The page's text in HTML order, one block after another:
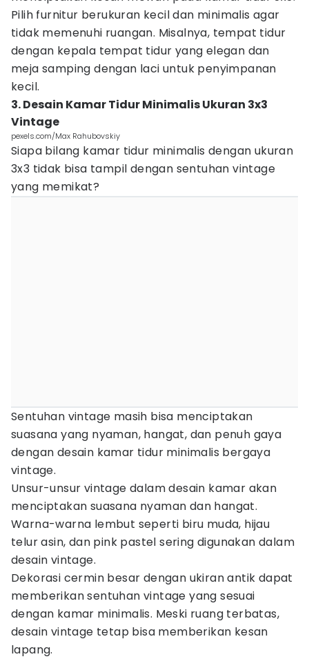
Pilih furnitur berukuran kecil dan minimalis agar
tidak memenuhi ruangan. Misalnya, tempat tidur
dengan kepala tempat tidur yang elegan dan
meja samping dengan laci untuk penyimpanan
kecil.
3. Desain Kamar Tidur Minimalis Ukuran 3x3
Vintage
pexels.com/Max Rahubovskiy
Siapa bilang kamar tidur minimalis dengan ukuran
3x3 tidak bisa tampil dengan sentuhan vintage
yang memikat?
Sentuhan vintage masih bisa menciptakan
suasana yang nyaman, hangat, dan penuh gaya
dengan desain kamar tidur minimalis bergaya
vintage.
Unsur-unsur vintage dalam desain kamar akan
menciptakan suasana nyaman dan hangat.
Warna-warna lembut seperti biru muda, hijau
telur asin, dan pink pastel sering digunakan dalam
desain vintage.
Dekorasi cermin besar dengan ukiran antik dapat
memberikan sentuhan vintage yang sesuai
dengan kamar minimalis. Meski ruang terbatas,
desain vintage tetap bisa memberikan kesan
lapang.